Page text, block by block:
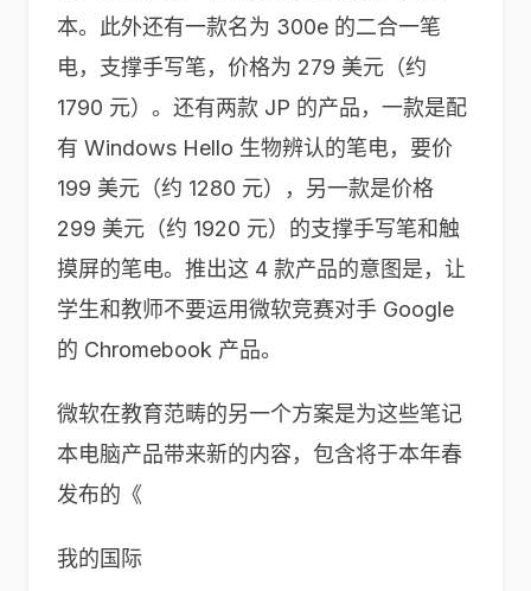
本。此外还有一款名为 300e 的二合一笔
电，支撑手写笔，价格为 279 美元（约
1790 元）。还有两款 JP 的产品，一款是配
有 Windows Hello 生物辨认的笔电，要价
199 美元（约 1280 元），另一款是价格
299 美元（约 1920 元）的支撑手写笔和触
摸屏的笔电。推出这 4 款产品的意图是，让
学生和教师不要运用微软竞赛对手 Google
的 Chromebook 产品。
微软在教育范畴的另一个方案是为这些笔记
本电脑产品带来新的内容，包含将于本年春
发布的《
我的国际